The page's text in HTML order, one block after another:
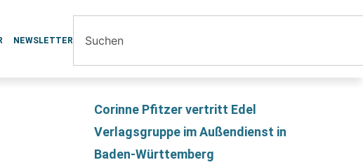
NEWSLETTER
Corinne Pfitzer vertritt Edel
Verlagsgruppe im Außendienst in
Baden-Württemberg